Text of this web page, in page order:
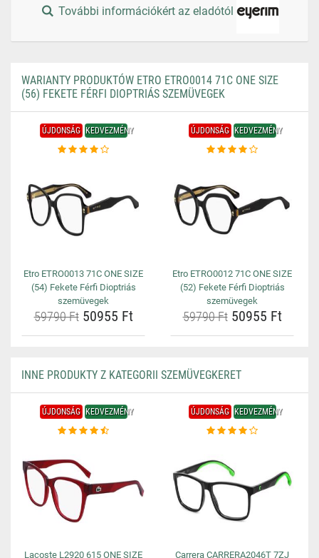
További információkért az eladótól
WARIANTY PRODUKTÓW ETRO ETRO0014 71C ONE SIZE
(56) FEKETE FÉRFI DIOPTRIÁS SZEMÜVEGEK
ÚJDONSÁG KEDVEZMÉNY
Etro ETRO0013 71C ONE SIZE
(54) Fekete Férfi Dioptriás
szemüvegek
59790 Ft50955 Ft
ÚJDONSÁG KEDVEZMÉNY
Etro ETRO0012 71C ONE SIZE
(52) Fekete Férfi Dioptriás
szemüvegek
59790 Ft50955 Ft
INNE PRODUKTY Z KATEGORII SZEMÜVEGKERET
ÚJDONSÁG KEDVEZMÉNY
Lacoste L2920 615 ONE SIZE
ÚJDONSÁG KEDVEZMÉNY
Carrera CARRERA2046T 7ZJ